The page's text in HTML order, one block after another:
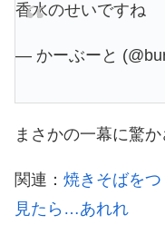
香水のせいですね
— かーぶーと
まさかの一幕に驚か
関連： 焼きそばをつ
見たら…あれれ